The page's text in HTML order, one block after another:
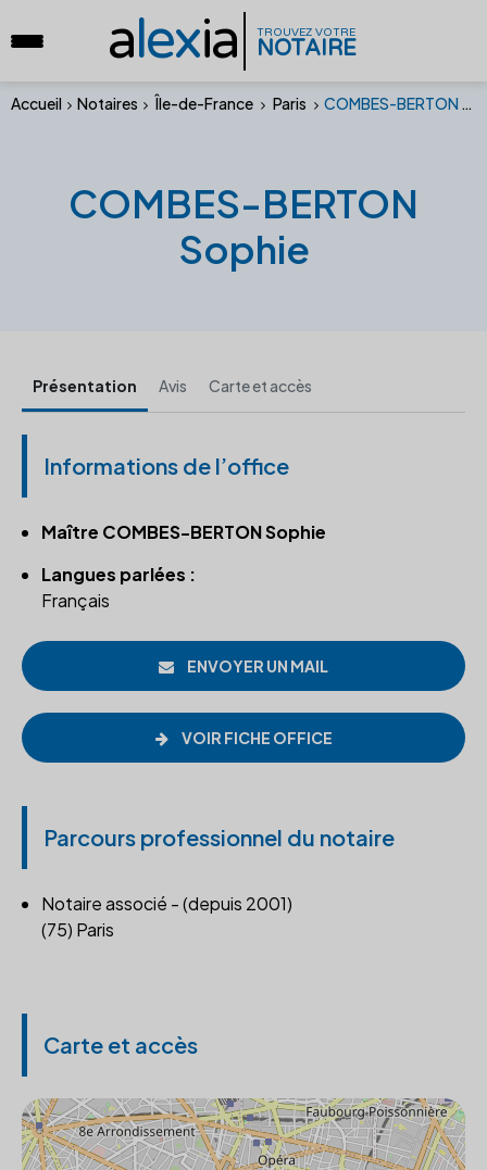
alexia TROUVEZ VOTRE
NOTAIRE
Accueil Notaires Île-de-France Paris COMBES-BERTON Sophie
COMBES-BERTON
Sophie
Présentation Avis Carte et accès
Informations de l’office
Maître COMBES-BERTON Sophie
Langues parlées :
Français
ENVOYER UN MAIL
VOIR FICHE OFFICE
Parcours professionnel du notaire
Notaire associé - (depuis 2001)
(75) Paris
Carte et accès